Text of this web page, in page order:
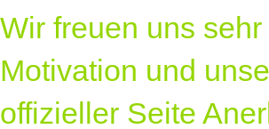
Wir freuen uns
Motivation und
offizieller Seite